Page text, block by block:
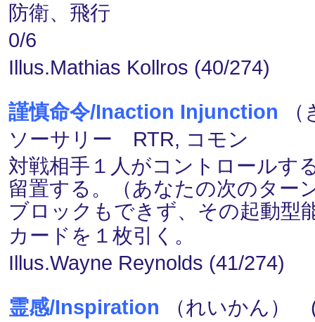
防衛、飛行
0/6
Illus.Mathias Kollros (40/274)
謹慎命令/Inaction Injunction
ソーサリー RTR, コモン
対戦相手１人がコントロールす
留置する。（あなたの次のター
ブロックもできず、その起動型
カードを１枚引く。
Illus.Wayne Reynolds (41/274)
霊感/Inspiration （れいかん）